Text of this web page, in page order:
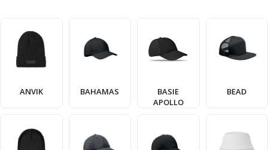
ANVIK BAHAMAS
BASIE
APOLLO
BEAD